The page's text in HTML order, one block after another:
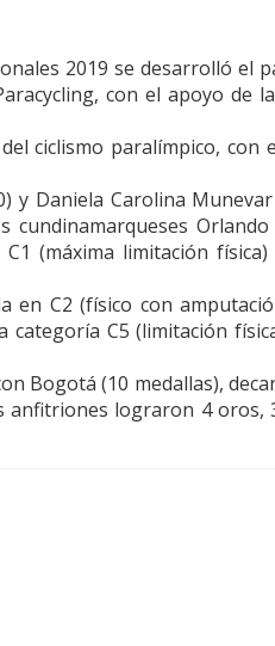
2019 se desarrolló el
con el apoyo de
ciclismo paralímpico, con
y Daniela Carolina
cundinamarqueses
(máxima limitación
en C2 (físico con
C5 (limitación
Bogotá (10 medallas),
lograron 4 oros,